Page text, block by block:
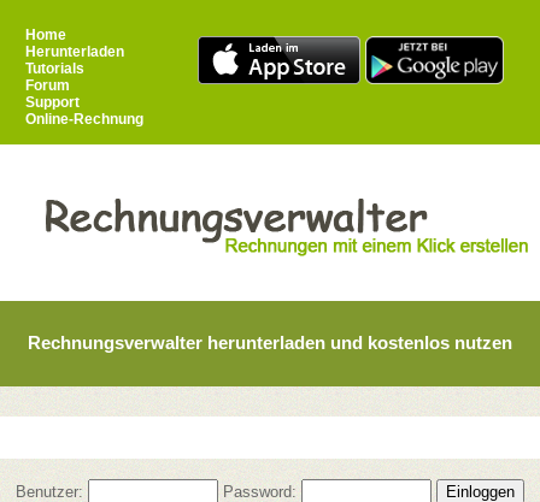
Home
Herunterladen
Tutorials
Forum
Support
Online-Rechnung
Rechnungsverwalter herunterladen und kostenlos nutzen
Benutzer:
Password: